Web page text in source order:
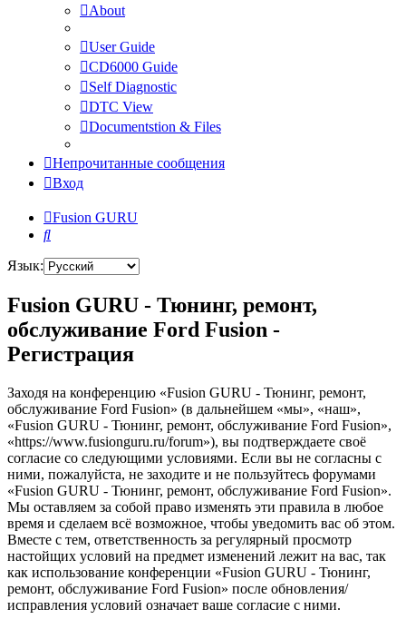
About
User Guide
CD6000 Guide
Self Diagnostic
DTC View
Documentstion & Files
Непрочитанные сообщения
Вход
Fusion GURU
Поиск
Язык:
Fusion GURU - Тюнинг, ремонт,
обслуживание Ford Fusion -
Регистрация
Заходя на конференцию «Fusion GURU - Тюнинг, ремонт,
обслуживание Ford Fusion» (в дальнейшем «мы», «наш»,
«Fusion GURU - Тюнинг, ремонт, обслуживание Ford Fusion»,
«https://www.fusionguru.ru/forum»), вы подтверждаете своё
согласие со следующими условиями. Если вы не согласны с
ними, пожалуйста, не заходите и не пользуйтесь форумами
«Fusion GURU - Тюнинг, ремонт, обслуживание Ford Fusion».
Мы оставляем за собой право изменять эти правила в любое
время и сделаем всё возможное, чтобы уведомить вас об этом.
Вместе с тем, ответственность за регулярный просмотр
настойщих условий на предмет изменений лежит на вас, так
как использование конференции «Fusion GURU - Тюнинг,
ремонт, обслуживание Ford Fusion» после обновления/
исправления условий означает ваше согласие с ними.